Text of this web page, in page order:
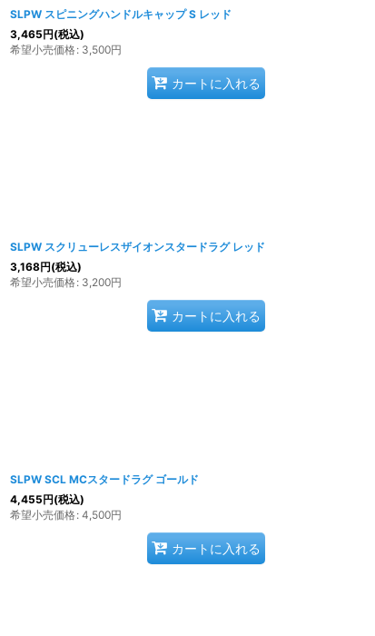
SLPW スピニングハンドルキャップ S レッド
3,465円(税込)
希望小売価格: 3,500円
カートに入れる
SLPW スクリューレスザイオンスタードラグ レッド
3,168円(税込)
希望小売価格: 3,200円
カートに入れる
SLPW SCL MCスタードラグ ゴールド
4,455円(税込)
希望小売価格: 4,500円
カートに入れる